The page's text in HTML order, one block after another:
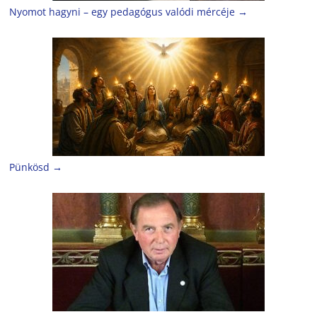
Nyomot hagyni – egy pedagógus valódi mércéje →
Pünkösd →